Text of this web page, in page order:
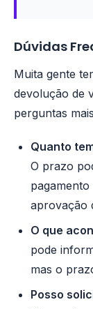
Dúvidas
Muita gente
devolução de
perguntas
Quanto
O prazo
pagamento
aprovação
O que
pode
mas o
Posso